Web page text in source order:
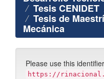
Tesis CENIDET
Tesis de
Mecánica
Please use this
https://